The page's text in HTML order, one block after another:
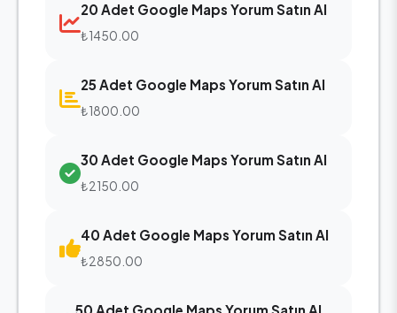
20 Adet Google Maps Yorum Satın Al
₺1450.00
25 Adet Google Maps Yorum Satın Al
₺1800.00
30 Adet Google Maps Yorum Satın Al
₺2150.00
40 Adet Google Maps Yorum Satın Al
₺2850.00